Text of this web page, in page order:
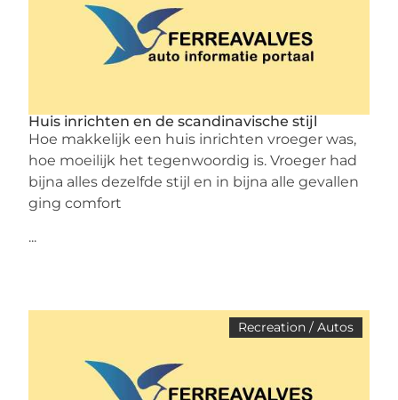
Huis inrichten en de scandinavische stijl
Hoe makkelijk een huis inrichten vroeger was,
hoe moeilijk het tegenwoordig is. Vroeger had
bijna alles dezelfde stijl en in bijna alle gevallen
ging comfort
...
Recreation / Autos